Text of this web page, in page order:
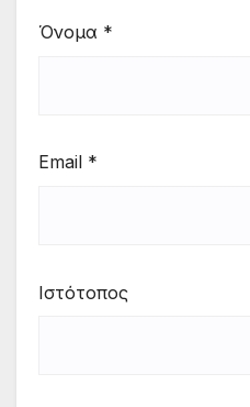
Όνομα *
Email *
Ιστότοπος